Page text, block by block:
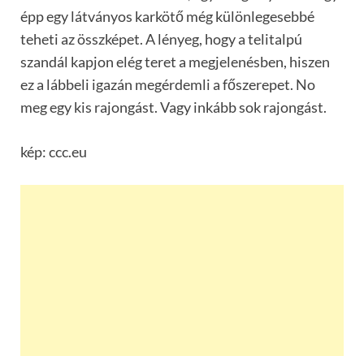
épp egy látványos karkötő még különlegesebbé
teheti az összképet. A lényeg, hogy a telitalpú
szandál kapjon elég teret a megjelenésben, hiszen
ez a lábbeli igazán megérdemli a főszerepet. No
meg egy kis rajongást. Vagy inkább sok rajongást.
kép: ccc.eu